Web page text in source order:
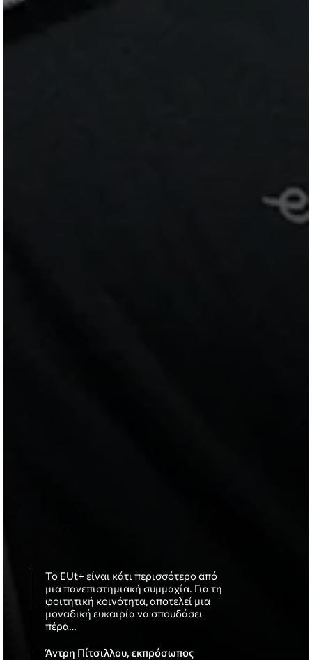
Το Ευρωπαϊκό Τεχνολογικό
Πανεπιστήμιο (EUt+) αποτελεί ένα
σημαντικό βήμα προς την ευρωπαϊκή
ολοκλήρωση του Τεχνολογικού
Πανεπιστημίου Κύπρου. Μέσα από
Το EUt+ είναι κάτι περισσότερο από
μια πανεπιστημιακή συμμαχία. Για τη
φοιτητική κοινότητα, αποτελεί μια
μοναδική ευκαιρία να σπουδάσει
πέρα…
Άντρη Πίτσιλλου, εκπρόσωπος
Η συμμαχία του Ευρωπαϊκού
Τεχνολογικού Πανεπιστήμιου (EUT+)
προσφέρει ουσιαστικές ευκαιρίες για
όλη την πανεπιστημιακή μας
κοινότητα. Οι ακαδημαϊκοί αποκτούν